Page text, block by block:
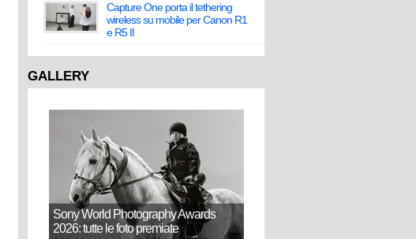
Capture One porta il tethering
wireless su mobile per Canon R1
e R5 II
GALLERY
Sony World Photography Awards
2026: tutte le foto premiate